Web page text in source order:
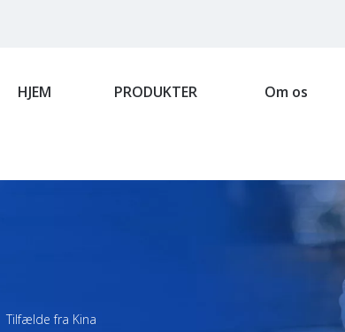
HJEM PRODUKTER Om os
Tilfælde fra Kina